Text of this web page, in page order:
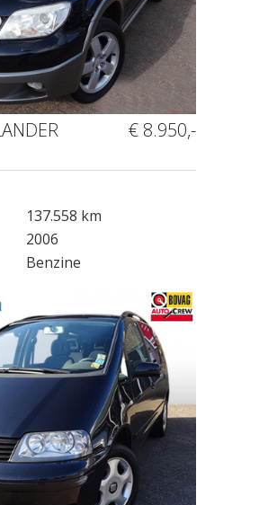
€ 8.950,-
137.558 km
2006
Benzine